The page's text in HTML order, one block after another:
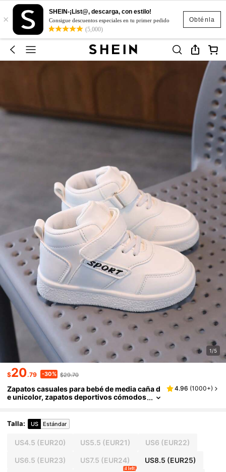
Obténla
×
SHEIN-¡List@, descarga, con estilo!
Consigue descuentos especiales en tu primer pedido
(5,000)
1/5
$20.79 -30% $29.70
Zapatos casuales para bebé de media caña d
e unicolor, zapatos deportivos cómodos
4.96 (1000+)
Talla: US Estándar
US4.5 (EUR20) US5.5 (EUR21) US6 (EUR22)
US6.5 (EUR23) US7.5 (EUR24) US8.5 (EUR25)
4 left